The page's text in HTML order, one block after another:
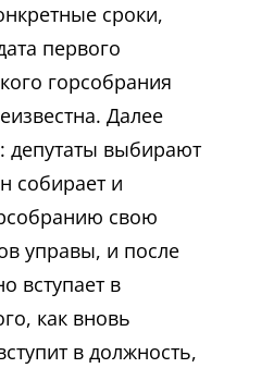
сроки,
первого
горсобрания
Далее
депутаты выбирают
собирает и
свою
управы, и после
вступает в
как вновь
в должность,